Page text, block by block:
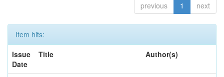
previous 1 next
Item hits:
Issue
Date
Title Author(s)